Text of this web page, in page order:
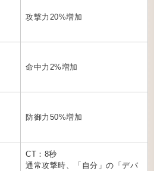
攻撃力20%増加
命中力2%増加
防御力50%増加
CT：8秒
通常攻撃時、「自分」の「デバ